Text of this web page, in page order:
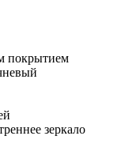
покрытием
зеркало